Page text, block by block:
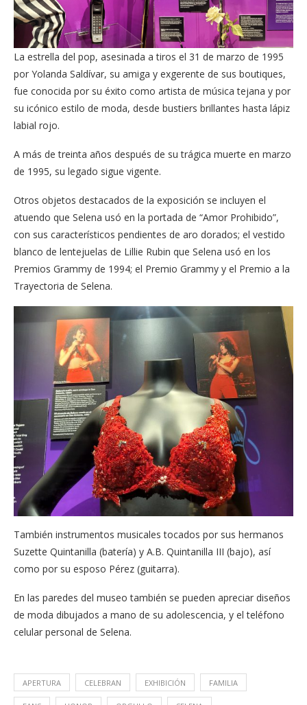
La estrella del pop, asesinada a tiros el 31 de marzo de 1995
por Yolanda Saldívar, su amiga y exgerente de sus boutiques,
fue conocida por su éxito como artista de música tejana y por
su icónico estilo de moda, desde bustiers brillantes hasta lápiz
labial rojo.
A más de treinta años después de su trágica muerte en marzo
de 1995, su legado sigue vigente.
Otros objetos destacados de la exposición se incluyen el
atuendo que Selena usó en la portada de “Amor Prohibido”,
con sus característicos pendientes de aro dorados; el vestido
blanco de lentejuelas de Lillie Rubin que Selena usó en los
Premios Grammy de 1994; el Premio Grammy y el Premio a la
Trayectoria de Selena.
También instrumentos musicales tocados por sus hermanos
Suzette Quintanilla (batería) y A.B. Quintanilla III (bajo), así
como por su esposo Pérez (guitarra).
En l​as paredes del museo también se pueden apreciar diseños
de moda dibujados a mano de su adolescencia, ​y​ el teléfono
celular personal de Selena.
APERTURA CELEBRAN EXHIBICIÓN FAMILIA